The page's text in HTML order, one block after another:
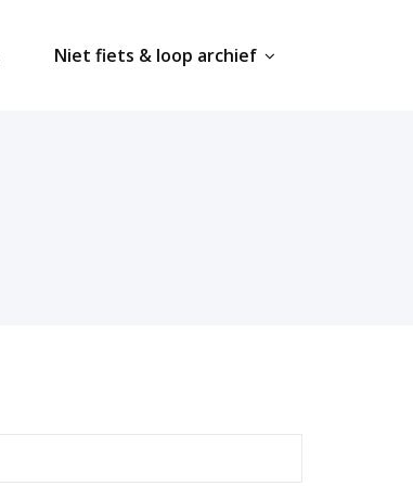
Niet fiets & loop archief